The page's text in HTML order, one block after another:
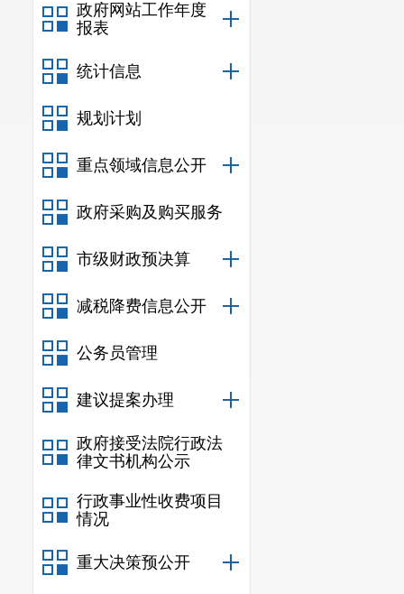
政府网站工作年度
报表
统计信息
规划计划
重点领域信息公开
政府采购及购买服务
市级财政预决算
减税降费信息公开
公务员管理
建议提案办理
政府接受法院行政法
律文书机构公示
行政事业性收费项目
情况
重大决策预公开